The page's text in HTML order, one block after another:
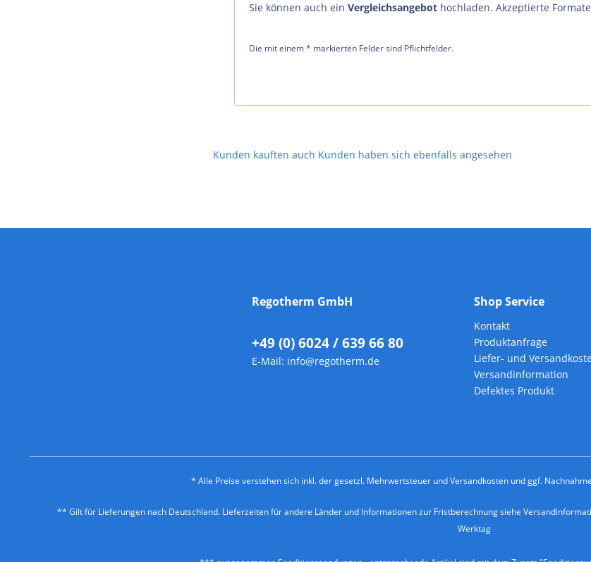
Sie können auch ein Vergleichsangebot hochladen. Akzeptierte
Die mit einem * markierten Felder sind Pflichtfelder.
Kunden kauften auch Kunden haben sich ebenfalls angesehen
Regotherm GmbH
+49 (0) 6024 / 639 66 80
E-Mail: info@regotherm.de
Shop Service
Kontakt
Produktanfrage
Liefer- und
Versandinformation
Defektes Produkt
* Alle Preise verstehen sich inkl. der gesetzl. Mehrwertsteuer undVersandkostenund ggf.
** Gilt für Lieferungen nach Deutschland. Lieferzeiten für andere Länder und Informationen zur Fristberechnung siehe
Werktag